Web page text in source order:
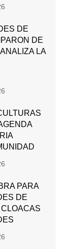
DE
DE
LA
PARA
DE